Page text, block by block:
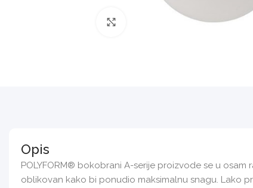
Opis
POLYFORM® bokobrani A-serije proizvode se u osam
oblikovan kako bi ponudio maksimalnu snagu. Lako